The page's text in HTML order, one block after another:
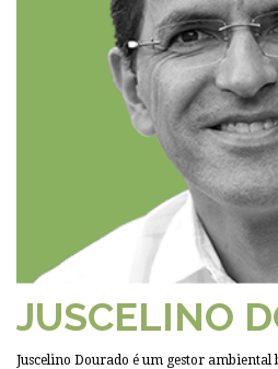
JUSCELINO
Juscelino Dourado é um gestor